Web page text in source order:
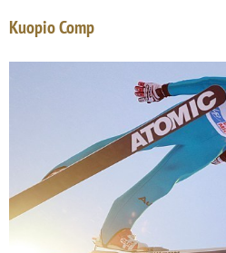
Kuopio Comp